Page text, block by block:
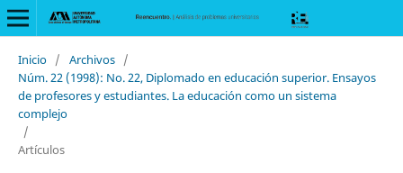
Inicio / Archivos /
Núm. 22 (1998): No. 22, Diplomado en educación superior. Ensayos
de profesores y estudiantes. La educación como un sistema
complejo
/
Artículos